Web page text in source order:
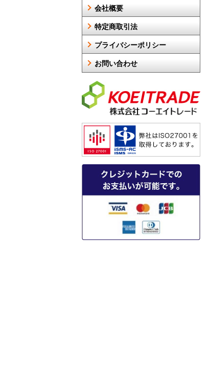
会社概要
特定商取引法
プライバシーポリシー
お問い合わせ